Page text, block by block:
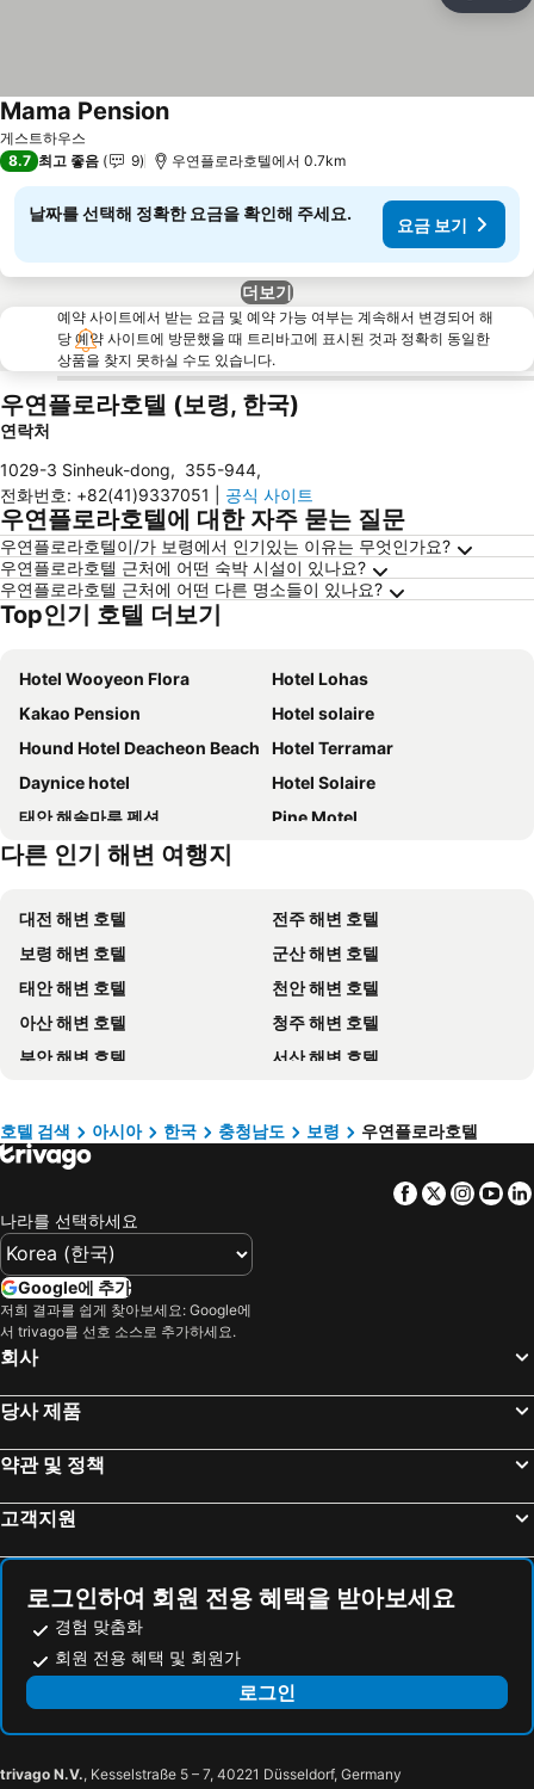
게스트하우스
Mama Pension요금 보기
8.7 최고 좋음 9 우연플로라호텔에서 0.7km
날짜를 선택해 정확한 요금을 확인해 주세요.
요금 보기
더보기
예약 사이트에서 받는 요금 및 예약 가능 여부는 계속해서 변경되어 해
당 예약 사이트에 방문했을 때 트리바고에 표시된 것과 정확히 동일한
상품을 찾지 못하실 수도 있습니다.
우연플로라호텔 (보령, 한국)
연락처
1029-3 Sinheuk-dong, 355-944,
전화번호: +82(41)9337051 공식 사이트
우연플로라호텔에 대한 자주 묻는 질문
우연플로라호텔이/가 보령에서 인기있는 이유는 무엇인가요?
우연플로라호텔 근처에 어떤 숙박 시설이 있나요?
우연플로라호텔 근처에 어떤 다른 명소들이 있나요?
Top인기 호텔 더보기
Hotel Wooyeon Flora
Hotel Lohas
Kakao Pension
Hotel solaire
Hound Hotel Deacheon Beach
Hotel Terramar
Daynice hotel
Hotel Solaire
태안 해솔마루 펜션
Pine Motel
Hotel Master Daecheon
램파트 호텔
Dayonestay
Vovo Hotel
케이호텔
대천 릴렉스 펜션
Mud Beach Hotel
대천 안단테 펜션
대천 대명 펜션
Kyungdong Motel Boryeong
Thirasel Pension Boryeong
Sanhobeach Boryeong
드라마모텔
Mudrin
태안 하늘에 펜션
태안 놀러와 펜션
Propose Motel Boryeong
블루 모텔
Titanic Motel Boryeong
Horizon Sea Pension
Zenith
Slowalk
다른 인기 해변 여행지
대전 해변 호텔
전주 해변 호텔
보령 해변 호텔
군산 해변 호텔
태안 해변 호텔
천안 해변 호텔
아산 해변 호텔
청주 해변 호텔
부안 해변 호텔
서산 해변 호텔
평택 해변 호텔
익산 해변 호텔
예산 해변 호텔
당진 해변 호텔
홍성 해변 호텔
논산 해변 호텔
계룡 해변 호텔
금산 해변 호텔
김제 해변 호텔
호텔 검색 아시아 한국 충청남도 보령 우연플로라호텔
Facebook
Twitter
나라를 선택하세요
Google에 추가
저희 결과를 쉽게 찾아보세요: Google에
서 trivago를 선호 소스로 추가하세요.
회사
당사 제품
약관 및 정책
고객지원
로그인하여 회원 전용 혜택을 받아보세요
경험 맞춤화
회원 전용 혜택 및 회원가
로그인
trivago N.V., Kesselstraße 5 – 7, 40221 Düsseldorf, Germany